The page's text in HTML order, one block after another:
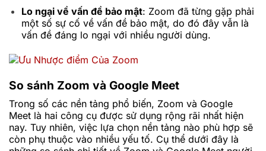
Lo ngại về vấn đề bảo mật: Zoom đã từng gặp phải
một số sự cố về vấn đề bảo mật, do đó đây vẫn là
vấn đề đáng lo ngại với nhiều người dùng.
So sánh Zoom và Google Meet
Trong số các nền tảng phổ biến, Zoom và Google
Meet là hai công cụ được sử dụng rộng rãi nhất hiện
nay. Tuy nhiên, việc lựa chọn nền tảng nào phù hợp sẽ
còn phụ thuộc vào nhiều yếu tố. Cụ thể dưới đây là